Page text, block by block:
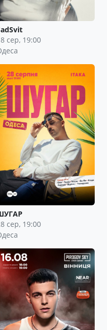
сер, 19:00
сер, 19:00